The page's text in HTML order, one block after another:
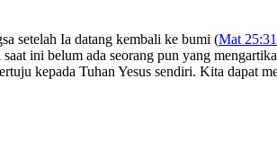
setelah Ia datang kembali ke bumi (Mat
ini belum ada seorang pun yang
kepada Tuhan Yesus sendiri. Kita dapat